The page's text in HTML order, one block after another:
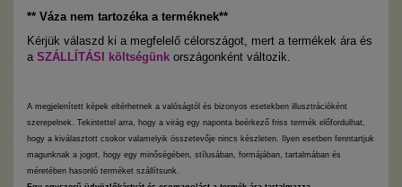
** Váza nem tartozéka a terméknek**
Kérjük válaszd ki a megfelelő célországot, mert a termékek ára és
a SZÁLLÍTÁSI költségünk országonként változik.
A megjelenített képek eltérhetnek a valóságtól és bizonyos esetekben illusztrációként
szerepelnek. Tekintettel arra, hogy a virág egy naponta beérkező friss termék előfordulhat,
hogy a kiválasztott csokor valamelyik összetevője nincs készleten. Ilyen esetben fenntartjuk
magunknak a jogot, hogy egy minőségében, stílusában, formájában, tartalmában és
méretében hasonló terméket szállítsunk.